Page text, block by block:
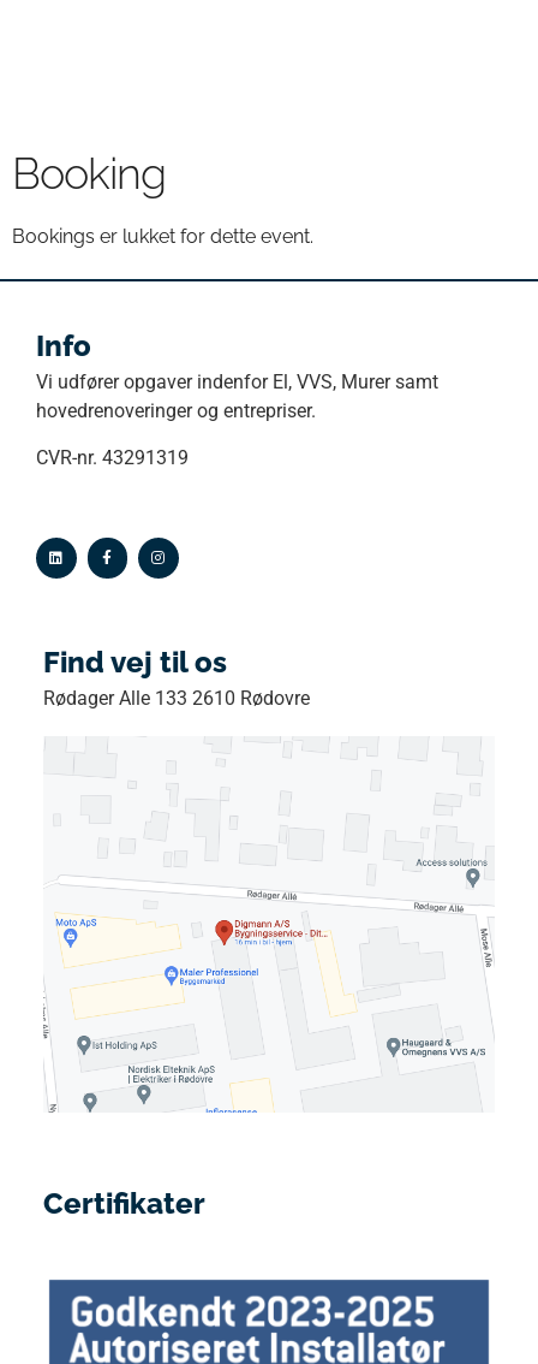
Booking
Bookings er lukket for dette event.
Info
Vi udfører opgaver indenfor El, VVS, Murer samt
hovedrenoveringer og entrepriser.
CVR-nr. 43291319
Find vej til os
Rødager Alle 133 2610 Rødovre
Certifikater